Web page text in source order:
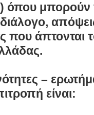
) όπου μπορούν
που άπτονται
–
είναι: